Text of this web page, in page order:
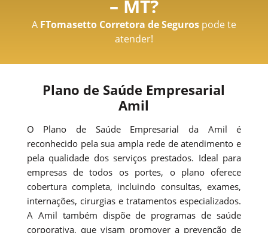
– MT?
A FTomasetto Corretora de Segurospode te
atender!
Plano de Saúde Empresarial
Amil
O Plano de Saúde Empresarial da Amil é
reconhecido pela sua ampla rede de atendimento e
pela qualidade dos serviços prestados. Ideal para
empresas de todos os portes, o plano oferece
cobertura completa, incluindo consultas, exames,
internações, cirurgias e tratamentos especializados.
A Amil também dispõe de programas de saúde
corporativa, que visam promover a prevenção de